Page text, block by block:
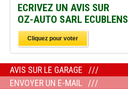
ECRIVEZ UN AVIS SUR
OZ-AUTO SARL ECUBLENS
Cliquez pour voter
AVIS SUR LE GARAGE
ENVOYER UN E-MAIL